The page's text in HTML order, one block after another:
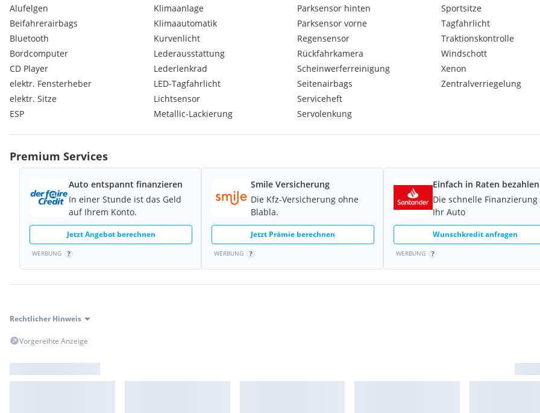
• Erstzulassung: 05/2011
• Kilometerstand: 70000
• Farbe: Schwarz (Black Edition)
• Antrieb: Heckantrieb
Ausstattung
• Volllederausstattung in Schwarz
• Bi-Xenon Scheinwerfer
• PCM Navigationssystem
• Tempomat
• Windschott
* Sport Design Lenkrad
• Soundsystem
• Sport Abgasanlage ( Klappe )
Zustand
• Unfallfrei
• Servicegepflegt / Scheckheft vorhanden
Besichtigung und Probefahrt gerne möglich!
Pickerl & großes Service Kupplung Getriebeölwechsel Neu
Alufelgen
Beifahrerairbags
Bluetooth
Bordcomputer
CD Player
elektr. Fensterheber
elektr. Sitze
ESP
Klimaanlage
Klimaautomatik
Kurvenlicht
Lederausstattung
Lederlenkrad
LED-Tagfahrlicht
Lichtsensor
Metallic-Lackierung
Parksensor hinten
Parksensor vorne
Regensensor
Rückfahrkamera
Scheinwerferreinigung
Seitenairbags
Serviceheft
Servolenkung
Sportsitze
Tagfahrlicht
Traktionskontrolle
Windschott
Xenon
Zentralverriegelung
Premium Services
Auto entspannt finanzieren
In einer Stunde ist das Geld
auf Ihrem Konto.
Jetzt Angebot berechnen
WERBUNG
Smile Versicherung
Die Kfz-Versicherung ohne
Blabla.
Jetzt Prämie berechnen
WERBUNG
Einfach in Raten bezahlen
Die schnelle
Ihr Auto
Wunschkredit anfragen
WERBUNG
Rechtlicher Hinweis
Vorgereihte Anzeige